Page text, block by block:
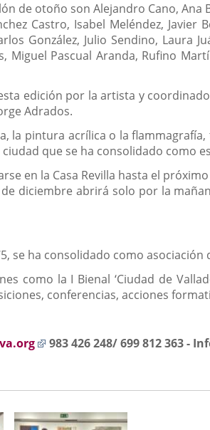
de otoño son Alejandro Cano, Ana
Castro, Isabel Meléndez, Javier
González, Julio Sendino, Laura
Miguel Pascual Aranda, Rufino
edición por la artista y
Adrados.
la pintura acrílica o la
que se ha consolidado como
en la Casa Revilla hasta el
diciembre abrirá solo por la
se ha consolidado como
como la I Bienal ‘Ciudad de
conferencias, acciones
Enlace
aplicación
983 426 248/ 699 812 363 -